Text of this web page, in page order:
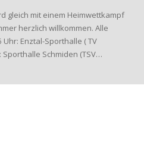
gleich mit einem Heimwettkampf
herzlich willkommen. Alle
Enztal-Sporthalle ( TV
Sporthalle Schmiden (TSV…